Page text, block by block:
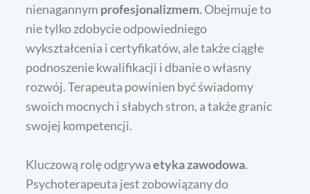
nienagannym profesjonalizmem. Obejmuje to
nie tylko zdobycie odpowiedniego
wykształcenia i certyfikatów, ale także ciągłe
podnoszenie kwalifikacji i dbanie o własny
rozwój. Terapeuta powinien być świadomy
swoich mocnych i słabych stron, a także granic
swojej kompetencji.
Kluczową rolę odgrywaetyka zawodowa.
Psychoterapeuta jest zobowiązany do